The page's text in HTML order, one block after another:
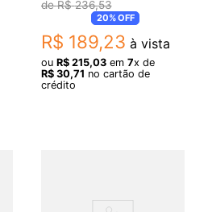
R$ 236,53
20%OFF
R$ 189,23 à vista
ou R$ 215,03em 7x de
R$ 30,71 no cartão de
crédito